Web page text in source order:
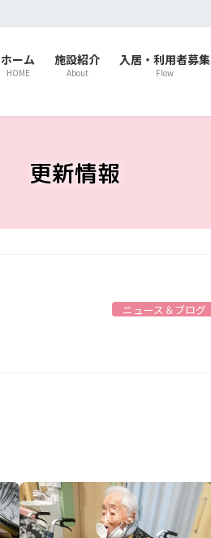
ホーム
HOME
施設紹介
About
入居・利用者募集
Flow
更新情報
ニュース＆ブログ